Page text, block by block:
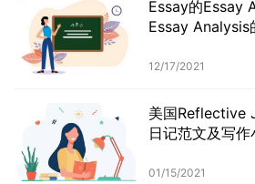
Essay的Essay
Essay Analysis
12/17/2021
美国Reflective
日记范文及写作
01/15/2021